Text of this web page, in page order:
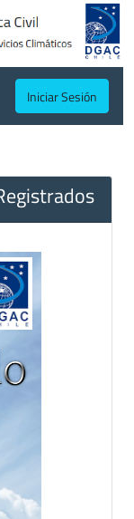
Iniciar Sesión